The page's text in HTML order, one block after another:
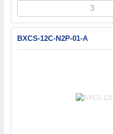
BXCS-12C-N2P-01-A